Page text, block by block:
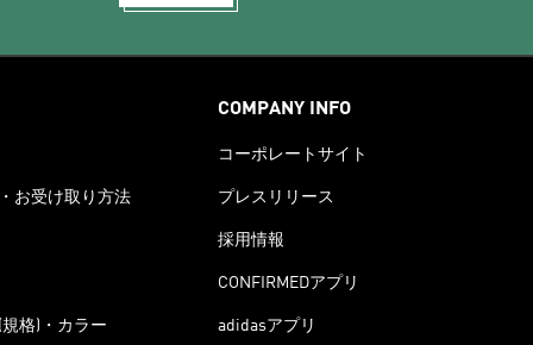
お受け取り方法
格)・カラー
COMPANY INFO
コーポレートサイト
プレスリリース
採用情報
CONFIRMEDアプリ
adidasアプリ